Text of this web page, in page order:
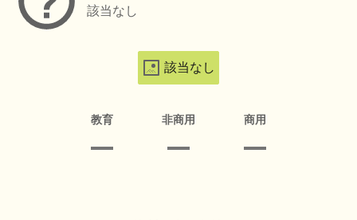
該当なし
該当なし
教育 非商用 商用